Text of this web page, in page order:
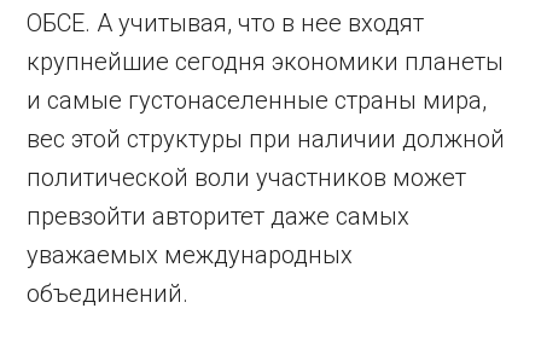
ОБСЕ. А учитывая, что в нее входят
крупнейшие сегодня экономики планеты
и самые густонаселенные страны мира,
вес этой структуры при наличии должной
политической воли участников может
превзойти авторитет даже самых
уважаемых международных
объединений.